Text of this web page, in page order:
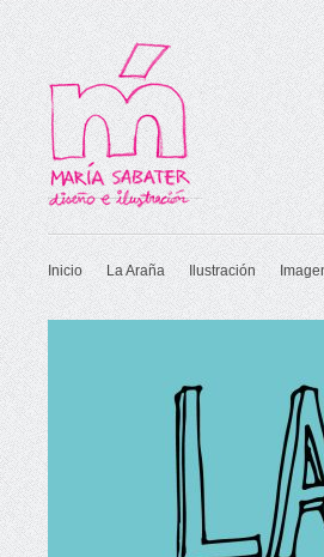
Inicio La Araña Ilustración